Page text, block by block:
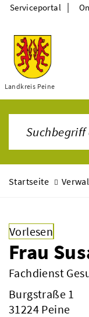
Themen
Landkreis Peine
Serviceportal |
Startseite
Vorlesen
Frau
Fachdienst
Burgstraße 1
31224 Peine